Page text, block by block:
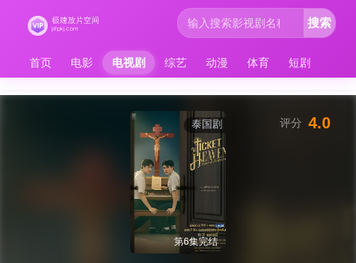
首页 电影 电视剧 综艺 动漫 体育 短剧
搜索
泰国剧
第6集完结
评分 4.0